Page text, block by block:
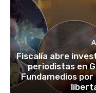
Fiscalía abre
periodistas en
Fundamedios